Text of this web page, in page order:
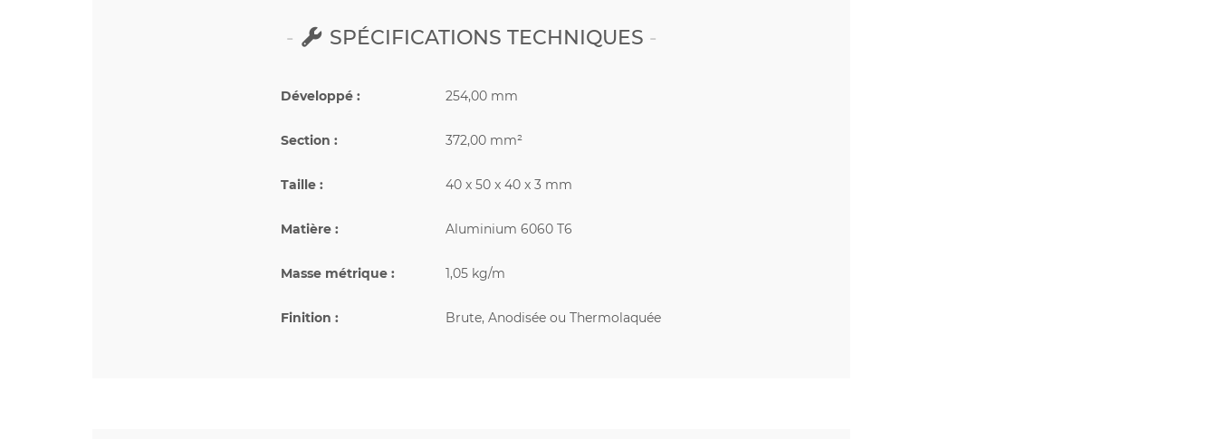
SPÉCIFICATIONS TECHNIQUES
Développé : 254,00 mm
Section : 372,00 mm²
Taille : 40 x 50 x 40 x 3 mm
Matière : Aluminium 6060 T6
Masse métrique : 1,05 kg/m
Finition : Brute, Anodisée ou Thermolaquée